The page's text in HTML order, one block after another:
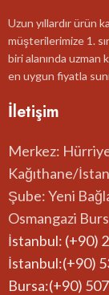
Uzun yıllardır ürün
müşterilerimize 1.
biri alanında uzman
en uygun fiyatla
İletişim
Merkez:
Kağıthane/
Şube: Yeni
Osmangazi
İstanbul: (+90)
İstanbul:(+90)
Bursa:(+90)